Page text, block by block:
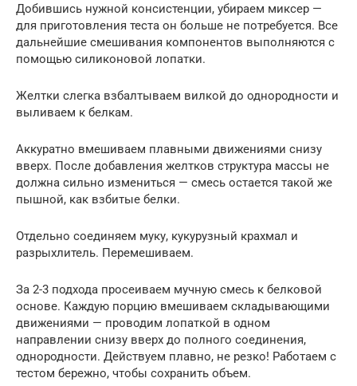
Добившись нужной консистенции, убираем миксер —
для приготовления теста он больше не потребуется. Все
дальнейшие смешивания компонентов выполняются с
помощью силиконовой лопатки.
Желтки слегка взбалтываем вилкой до однородности и
выливаем к белкам.
Аккуратно вмешиваем плавными движениями снизу
вверх. После добавления желтков структура массы не
должна сильно измениться — смесь остается такой же
пышной, как взбитые белки.
Отдельно соединяем муку, кукурузный крахмал и
разрыхлитель. Перемешиваем.
За 2-3 подхода просеиваем мучную смесь к белковой
основе. Каждую порцию вмешиваем складывающими
движениями — проводим лопаткой в одном
направлении снизу вверх до полного соединения,
однородности. Действуем плавно, не резко! Работаем с
тестом бережно, чтобы сохранить объем.